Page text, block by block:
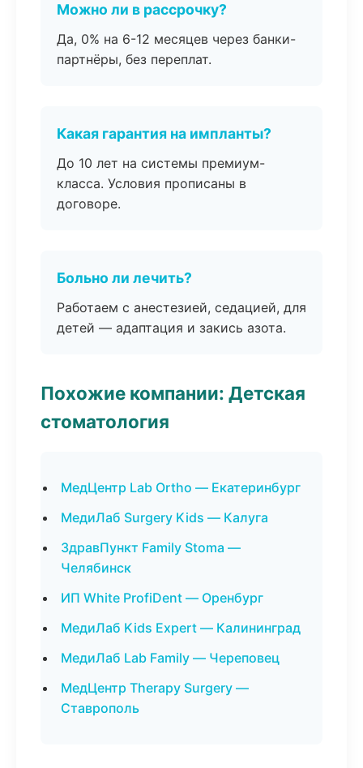
Можно ли в рассрочку?
Да, 0% на 6-12 месяцев через банки-
партнёры, без переплат.
Какая гарантия на импланты?
До 10 лет на системы премиум-
класса. Условия прописаны в
договоре.
Больно ли лечить?
Работаем с анестезией, седацией, для
детей — адаптация и закись азота.
Похожие компании: Детская
стоматология
МедЦентр Lab Ortho — Екатеринбург
МедиЛаб Surgery Kids — Калуга
ЗдравПункт Family Stoma —
Челябинск
ИП White ProfiDent — Оренбург
МедиЛаб Kids Expert — Калининград
МедиЛаб Lab Family — Череповец
МедЦентр Therapy Surgery —
Ставрополь